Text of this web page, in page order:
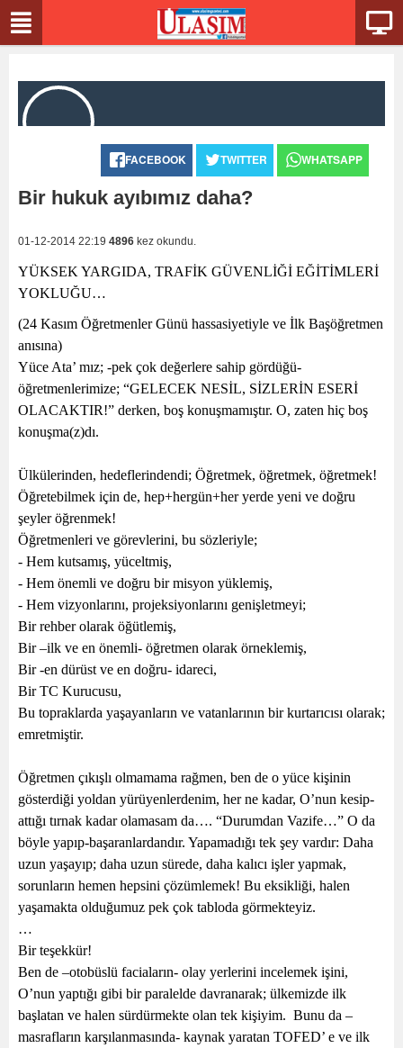
FACEBOOK TWITTER WHATSAPP
Bir hukuk ayıbımız daha?
01-12-2014 22:19 4896 kez okundu.
YÜKSEK YARGIDA, TRAFİK GÜVENLİĞİ EĞİTİMLERİ
YOKLUĞU…
(24 Kasım Öğretmenler Günü hassasiyetiyle ve İlk Başöğretmen
anısına)
Yüce Ata’ mız; -pek çok değerlere sahip gördüğü-
öğretmenlerimize; “GELECEK NESİL, SİZLERİN ESERİ
OLACAKTIR!” derken, boş konuşmamıştır. O, zaten hiç boş
konuşma(z)dı.
Ülkülerinden, hedeflerindendi; Öğretmek, öğretmek, öğretmek!
Öğretebilmek için de, hep+hergün+her yerde yeni ve doğru
şeyler öğrenmek!
Öğretmenleri ve görevlerini, bu sözleriyle;
- Hem kutsamış, yüceltmiş,
- Hem önemli ve doğru bir misyon yüklemiş,
- Hem vizyonlarını, projeksiyonlarını genişletmeyi;
Bir rehber olarak öğütlemiş,
Bir –ilk ve en önemli- öğretmen olarak örneklemiş,
Bir -en dürüst ve en doğru- idareci,
Bir TC Kurucusu,
Bu topraklarda yaşayanların ve vatanlarının bir kurtarıcısı olarak;
emretmiştir.
Öğretmen çıkışlı olmamama rağmen, ben de o yüce kişinin
gösterdiği yoldan yürüyenlerdenim, her ne kadar, O’nun kesip-
attığı tırnak kadar olamasam da…. “Durumdan Vazife…” O da
böyle yapıp-başaranlardandır. Yapamadığı tek şey vardır: Daha
uzun yaşayıp; daha uzun sürede, daha kalıcı işler yapmak,
sorunların hemen hepsini çözümlemek! Bu eksikliği, halen
yaşamakta olduğumuz pek çok tabloda görmekteyiz.
…
Bir teşekkür!
Ben de –otobüslü faciaların- olay yerlerini incelemek işini,
O’nun yaptığı gibi bir paralelde davranarak; ülkemizde ilk
başlatan ve halen sürdürmekte olan tek kişiyim. Bunu da –
masrafların karşılanmasında- kaynak yaratan TOFED’ e ve ilk